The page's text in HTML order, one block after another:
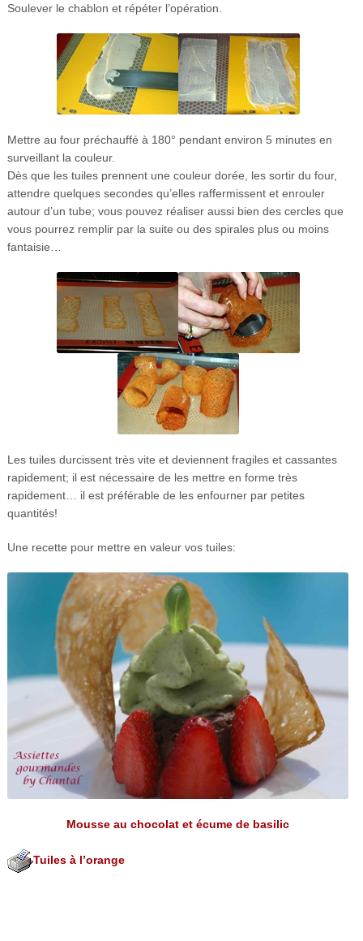
Soulever le chablon et répéter l’opération.
Mettre au four préchauffé à 180° pendant environ 5 minutes en
surveillant la couleur.
Dès que les tuiles prennent une couleur dorée, les sortir du four,
attendre quelques secondes qu’elles raffermissent et enrouler
autour d’un tube; vous pouvez réaliser aussi bien des cercles que
vous pourrez remplir par la suite ou des spirales plus ou moins
fantaisie…
Les tuiles durcissent très vite et deviennent fragiles et cassantes
rapidement; il est nécessaire de les mettre en forme très
rapidement… il est préférable de les enfourner par petites
quantités!
Une recette pour mettre en valeur vos tuiles:
Mousse au chocolat et écume de basilic
Tuiles à l’orange